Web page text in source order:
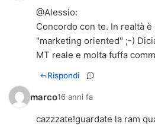
@Alessio:
Concordo con te. In realtà è
"marketing oriented" ;-)
MT reale e molta fuffa
Rispondi
marco16 anni fa
cazzzate!guardate la ram